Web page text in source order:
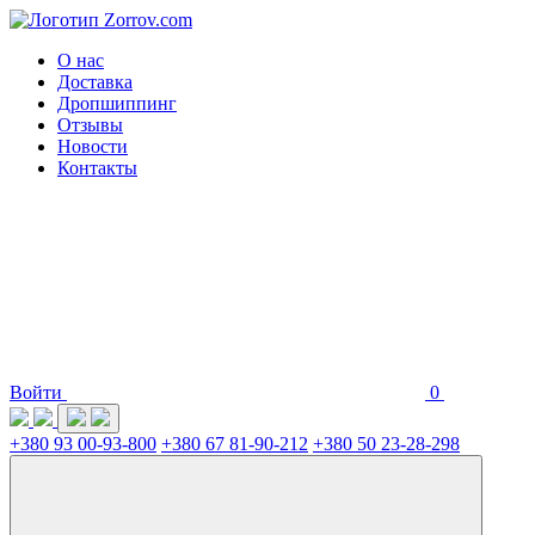
О нас
Доставка
Дропшиппинг
Отзывы
Новости
Контакты
Войти 0
+380 93 00-93-800 +380 67 81-90-212 +380 50 23-28-298